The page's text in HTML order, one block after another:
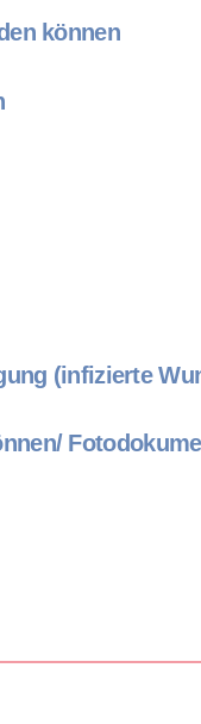
können
(infizierte